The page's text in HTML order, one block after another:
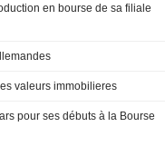
en bourse de sa filiale
valeurs immobilieres
pour ses débuts à la Bourse